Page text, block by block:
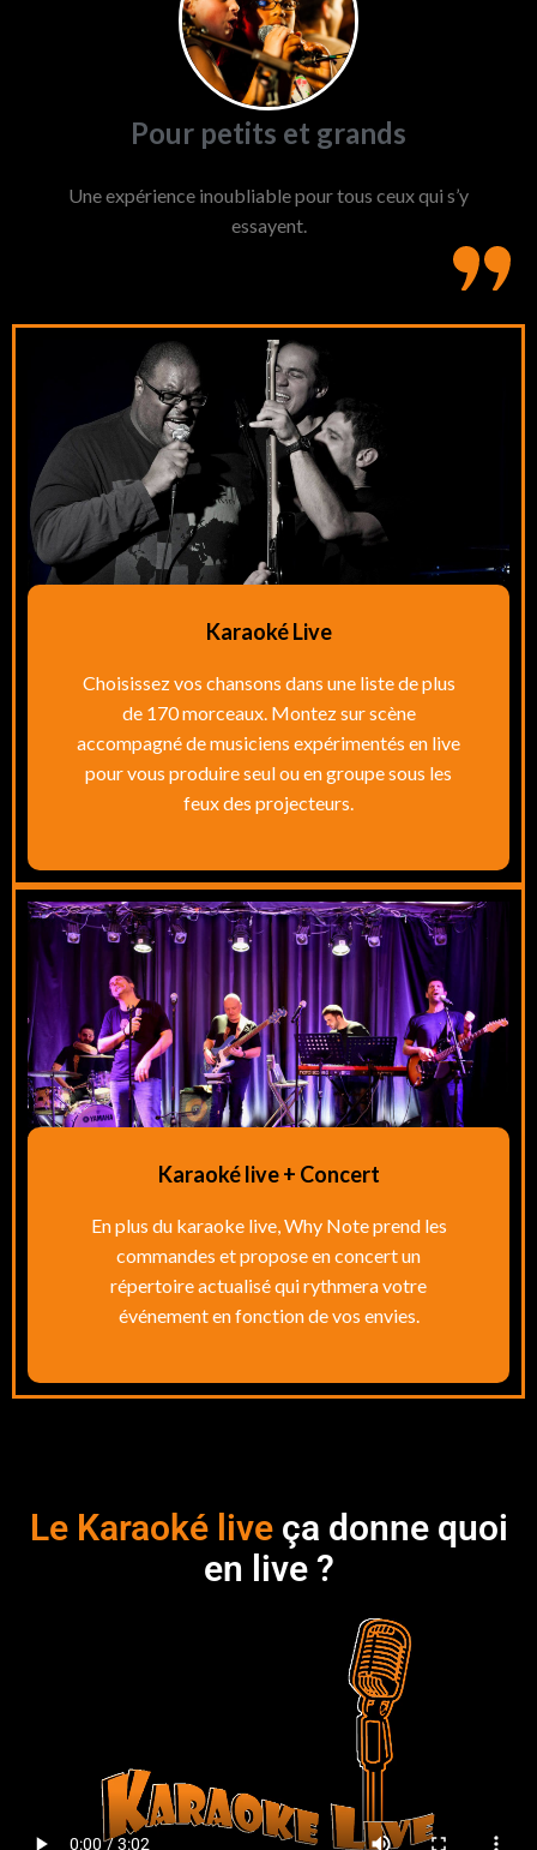
Pour petits et grands
Une expérience inoubliable pour tous ceux qui s’y
essayent.
Karaoké Live
Choisissez vos chansons dans une liste de plus
de 170 morceaux. Montez sur scène
accompagné de musiciens expérimentés en live
pour vous produire seul ou en groupe sous les
feux des projecteurs.
Karaoké live + Concert
En plus du karaoke live, Why Note prend les
commandes et propose en concert un
répertoire actualisé qui rythmera votre
événement en fonction de vos envies.
Le Karaoké live ça donne quoi
en live ?